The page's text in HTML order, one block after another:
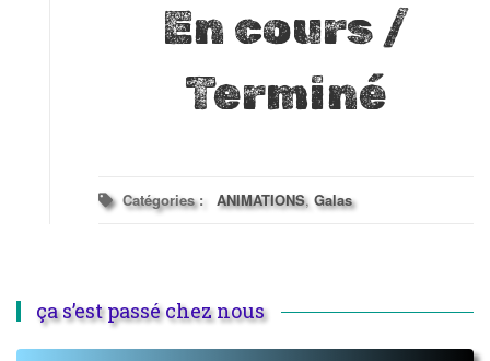
En cours /
Terminé
Catégories : ANIMATIONS, Galas
ça s’est passé chez nous